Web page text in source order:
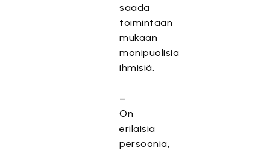
saada
toimintaan
mukaan
monipuolisia
ihmisiä.
–
On
erilaisia
persoonia,